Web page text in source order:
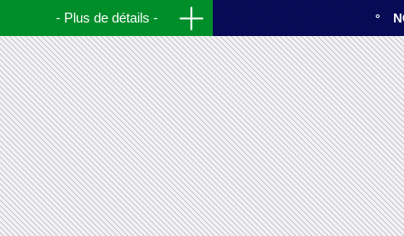
Plus de détails
Pont du Jaï.